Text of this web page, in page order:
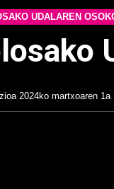
UDALAREN
2024ko martxoaren 1a